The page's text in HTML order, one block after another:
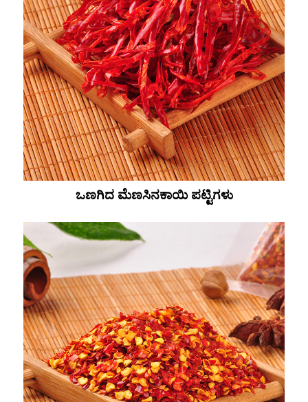
ಒಣಗಿದ ಮೆಣಸಿನಕಾಯಿ ಪಟ್ಟಿಗಳು